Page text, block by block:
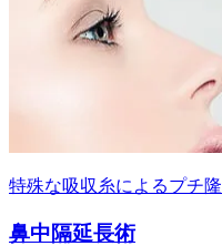
特殊な吸収糸によるプチ
鼻中隔延長術